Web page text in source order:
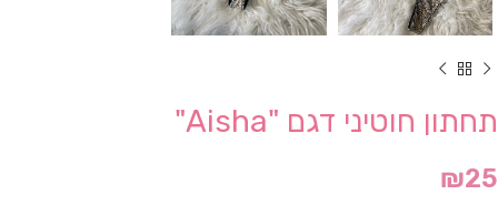
תחתון חוטיני דגם "Aisha"
₪25